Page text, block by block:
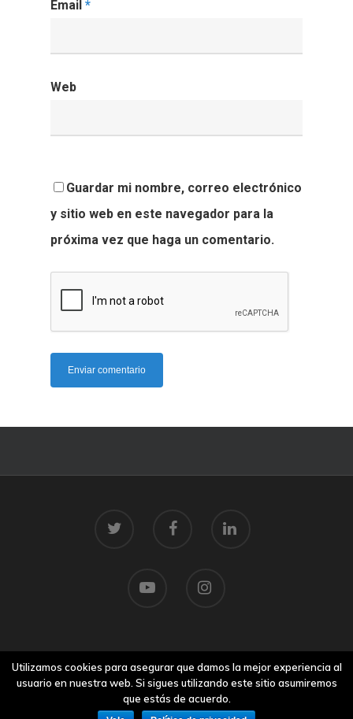
Email *
Web
Guardar mi nombre, correo electrónico
y sitio web en este navegador para la
próxima vez que haga un comentario.
Aviso legal
Utilizamos cookies para asegurar que damos la mejor experiencia al
usuario en nuestra web. Si sigues utilizando este sitio asumiremos
que estás de acuerdo.